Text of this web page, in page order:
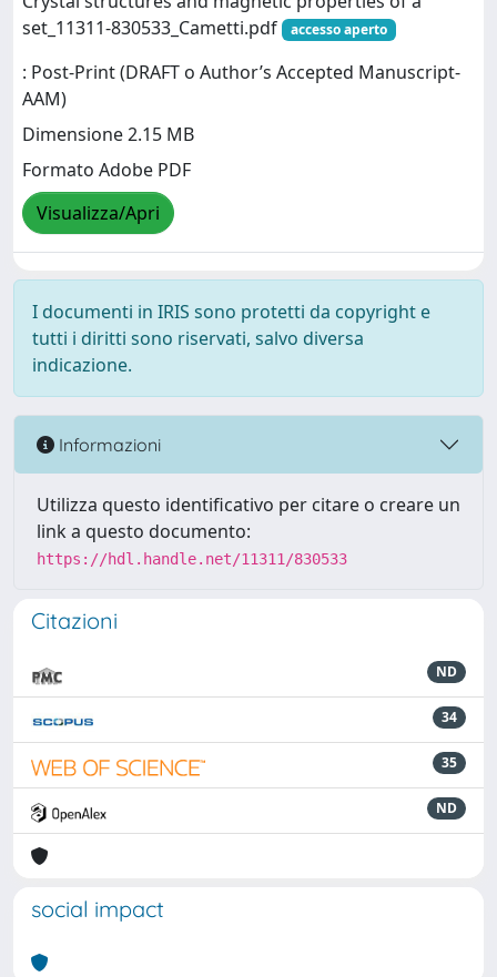
set_11311-830533_Cametti.pdf
accesso aperto
: Post-Print (DRAFT o Author’s Accepted Manuscript-
AAM)
Dimensione 2.15 MB
Formato Adobe PDF
Visualizza/Apri
I documenti in IRIS sono protetti da copyright e
tutti i diritti sono riservati, salvo diversa
indicazione.
Informazioni
Utilizza questo identificativo per citare o creare un
link a questo documento:
https://hdl.handle.net/11311/830533
Citazioni
ND
34
35
ND
social impact